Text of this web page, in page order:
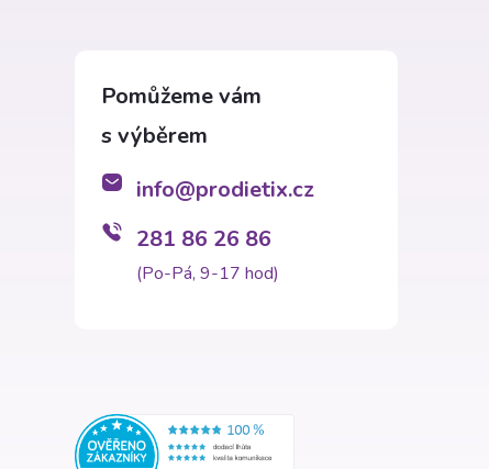
info@prodietix.cz
281 86 26 86
(Po-Pá, 9-17 hod)